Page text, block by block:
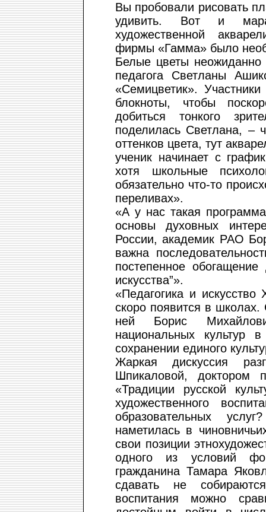
Вы пробовали рисовать
удивить. Вот и
художественной
фирмы «Гамма» было
Белые цветы неожиданно
педагога Светланы
«Семицветик».
блокноты, чтобы
добиться тонкого
поделилась Светлана, –
оттенков цвета, тут
ученик начинает с
хотя школьные
обязательно что-то
переливах».
«А у нас такая
основы духовных
России, академик РАО
важна
постепенное
искусства”».
«Педагогика и
скоро появится в
ней Борис
национальных
сохранении единого
Жаркая дискуссия
Шпикаловой, доктором
«Традиции русской
художественного
образовательных
наметилась в
свои позиции
одного из условий
гражданина Тамара
сдавать не
воспитания можно